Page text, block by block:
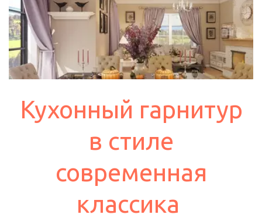
Кухонный гарнитур
в стиле
современная
классика